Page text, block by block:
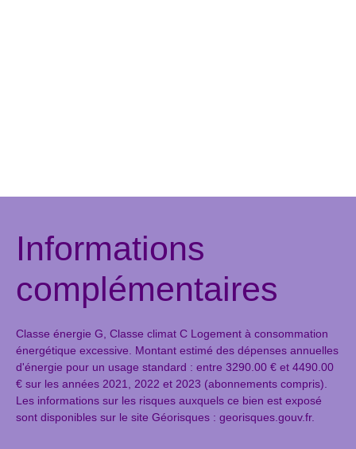
Informations
complémentaires
Classe énergie G, Classe climat C Logement à consommation
énergétique excessive. Montant estimé des dépenses annuelles
d'énergie pour un usage standard : entre 3290.00 € et 4490.00
€ sur les années 2021, 2022 et 2023 (abonnements compris).
Les informations sur les risques auxquels ce bien est exposé
sont disponibles sur le site Géorisques : georisques.gouv.fr.